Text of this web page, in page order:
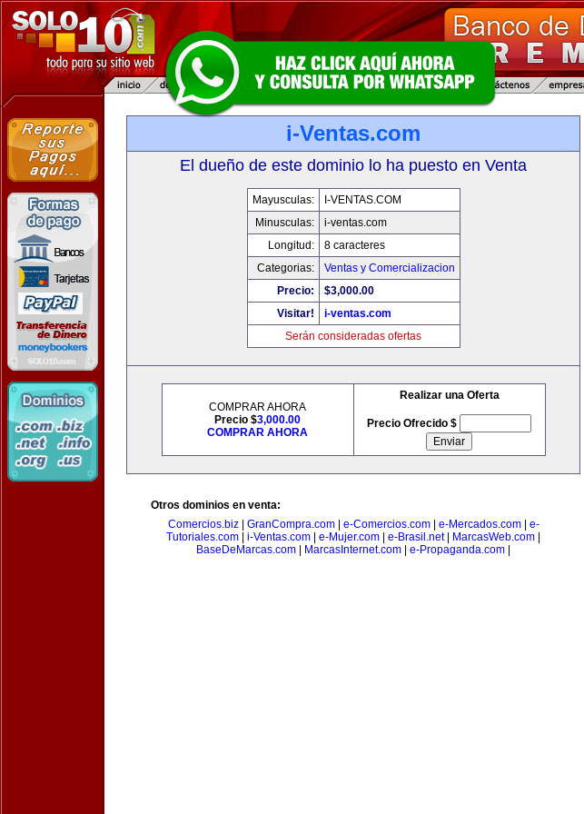
i-Ventas.com
El dueño de este dominio lo ha puesto en Venta
Mayusculas:
I-VENTAS.COM
Minusculas:
i-ventas.com
Longitud:
8 caracteres
Categorias:
Ventas y Comercializacion
Precio:
$3,000.00
Visitar!
i-ventas.com
Serán consideradas ofertas
COMPRAR AHORA
Precio $3,000.00
COMPRAR AHORA
Realizar una Oferta
Precio Ofrecido $
Otros dominios en venta:
Comercios.biz| GranCompra.com| e-Comercios.com| e-Mercados.com| e-
Tutoriales.com
i-Ventas.com e-Mujer.com e-Brasil.net| MarcasWeb.com
BaseDeMarcas.com
MarcasInternet.com e-Propaganda.com